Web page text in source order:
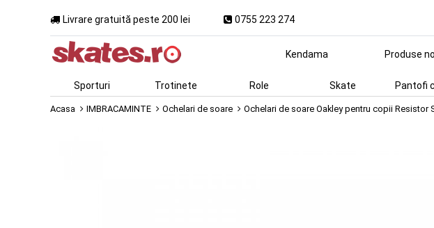
Livrare gratuită peste 200 lei 0755 223 274
Kendama Produse
Sporturi Trotinete Role Skate Pantofi
Acasa IMBRACAMINTE Ochelari de soare Ochelari de soare Oakley pentru copii Resistor